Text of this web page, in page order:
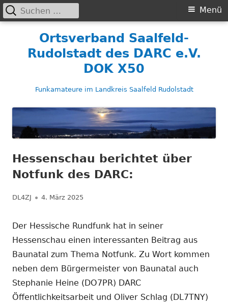
Ortsverband Saalfeld-
Rudolstadt des DARC e.V.
DOK X50
Funkamateure im Landkreis Saalfeld Rudolstadt
Primäres
Menü
Suchen
nach:
Hessenschau berichtet über
Notfunk des DARC:
Autor
DL4ZJ Veröffentlicht
4. März 2025
Der Hessische Rundfunk hat in seiner
Hessenschau einen interessanten Beitrag aus
Baunatal zum Thema Notfunk. Zu Wort kommen
neben dem Bürgermeister von Baunatal auch
Stephanie Heine (DO7PR) DARC
Öffentlichkeitsarbeit und Oliver Schlag (DL7TNY)